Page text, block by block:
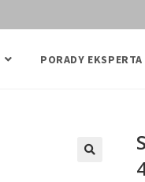
PORADY EKSPERTA